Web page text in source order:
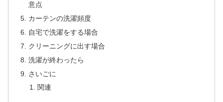
意点
カーテンの洗濯頻度
自宅で洗濯をする場合
クリーニングに出す場合
洗濯が終わったら
さいごに
関連